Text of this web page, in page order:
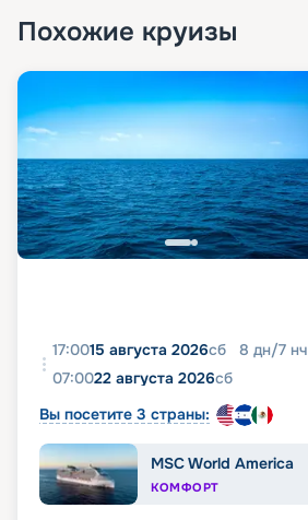
Похожие круизы
17:0015 августа 2026сб 8 дн/7 нч
07:0022 августа 2026сб
Вы посетите 3 страны:
MSC World America
КОМФОРТ